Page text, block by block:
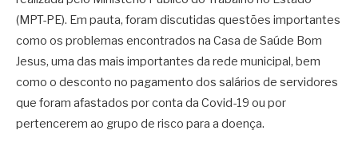
(MPT-PE). Em pauta, foram discutidas questões importantes
como os problemas encontrados na Casa de Saúde Bom
Jesus, uma das mais importantes da rede municipal, bem
como o desconto no pagamento dos salários de servidores
que foram afastados por conta da Covid-19 ou por
pertencerem ao grupo de risco para a doença.